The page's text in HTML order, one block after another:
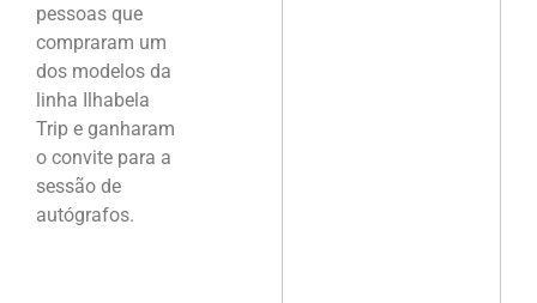
pessoas que
compraram um
dos modelos da
linha Ilhabela
Trip e ganharam
o convite para a
sessão de
autógrafos.